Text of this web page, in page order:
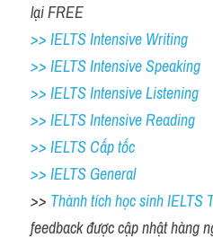
lại FREE
>> IELTS Intensive Writing
>> IELTS Intensive Speaking
>> IELTS Intensive Listening
>> IELTS Intensive Reading
>> IELTS Cấp tốc
>> IELTS General
>> Thành tích học sinh IELTS
feedback được cập nhật hàng